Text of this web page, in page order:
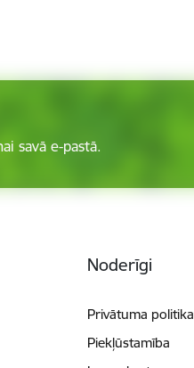
savā e-pastā.
Noderīgi
Privātuma politika
Piekļūstamība